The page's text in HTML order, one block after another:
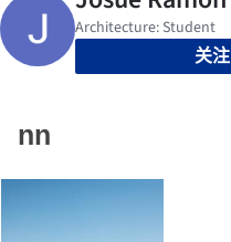
关注
nn